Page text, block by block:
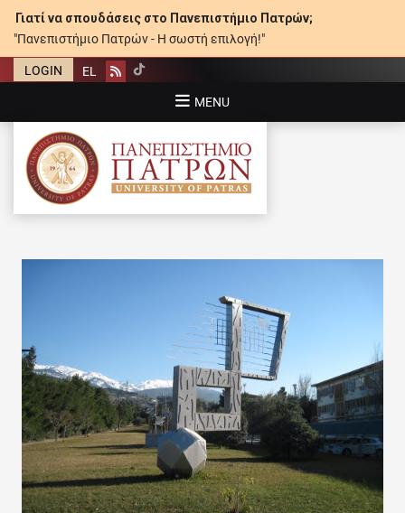
Γιατί να σπουδάσεις στο Πανεπιστήμιο Πατρών;
"Πανεπιστήμιο Πατρών - Η σωστή επιλογή!"
LOGIN EL Rss
MENU
ΠΑΝΕΠΙΣΤΉΜΙΟ ΠΑΤΡΏΝ